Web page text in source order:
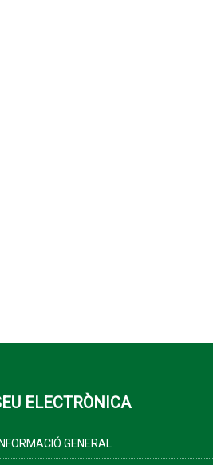
ELECTRÒNICA
INFORMACIÓ GENERAL